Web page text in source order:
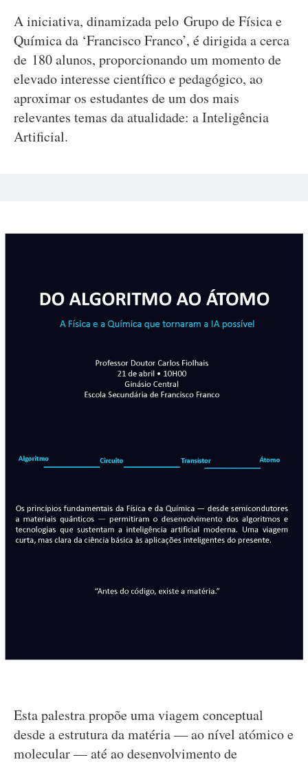
A iniciativa, dinamizada pelo Grupo de Física e
Química da ‘Francisco Franco’, é dirigida a cerca
de 180 alunos, proporcionando um momento de
elevado interesse científico e pedagógico, ao
aproximar os estudantes de um dos mais
relevantes temas da atualidade: a Inteligência
Artificial.
Esta palestra propõe uma viagem conceptual
desde a estrutura da matéria — ao nível atómico e
molecular — até ao desenvolvimento de